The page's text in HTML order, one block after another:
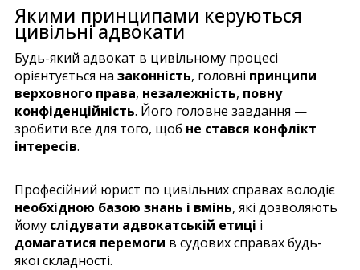
Якими принципами керуються
цивільні адвокати
Будь-який адвокат в цивільному процесі
орієнтується на законність, головні принципи
верховного права, незалежність, повну
конфіденційність. Його головне завдання —
зробити все для того, щоб не стався конфлікт
інтересів.
Професійний юрист по цивільних справах володіє
необхідною базою знань і вмінь, які дозволяють
йому слідувати адвокатській етиці і
домагатися перемоги в судових справах будь-
якої складності.